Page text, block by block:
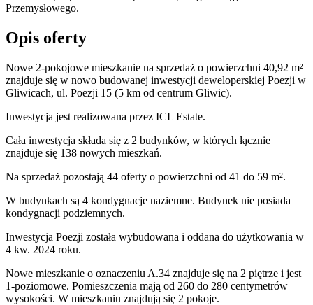
Przemysłowego.
Opis oferty
Nowe 2-pokojowe mieszkanie na sprzedaż o powierzchni 40,92 m²
znajduje się w nowo budowanej inwestycji deweloperskiej Poezji w
Gliwicach, ul. Poezji 15 (5 km od centrum Gliwic).
Inwestycja jest realizowana przez ICL Estate.
Cała inwestycja składa się z 2 budynków, w których łącznie
znajduje się 138 nowych mieszkań.
Na sprzedaż pozostają 44 oferty o powierzchni od 41 do 59 m².
W budynkach są 4 kondygnacje naziemne. Budynek nie posiada
kondygnacji podziemnych.
Inwestycja Poezji została wybudowana i oddana do użytkowania w
4 kw. 2024 roku.
Nowe mieszkanie o oznaczeniu A.34 znajduje się na 2 piętrze i jest
1-poziomowe. Pomieszczenia mają od 260 do 280 centymetrów
wysokości. W mieszkaniu znajdują się 2 pokoje.